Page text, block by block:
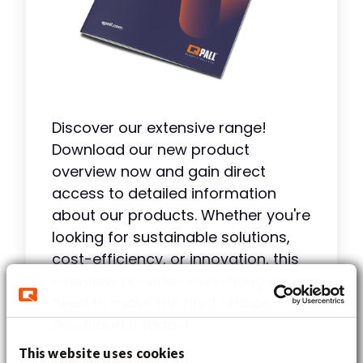
This website uses cookies
Ondanks zijn lage gewicht kan deze
pallet een
statische belasting
2500 kgen een
dynamische
1000 kgdragen, wat
voor ladingen met middelzware tot
zware goederen.
DeQP1111LB9FR isniet geschikt voor
gebruik in stellingen, maar door
hetnestbare ontwerpis hij
ruimtebesparend en perfect voor
export, transport in containers en
Discover our extensive range!
Download our new product
overview now and gain direct
access to detailed information
about our products. Whether you're
looking for sustainable solutions,
cost-efficiency, or innovation, this
overview provides everything you
Download it today!